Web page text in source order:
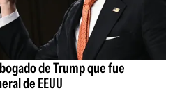
de Trump que fue
de EEUU